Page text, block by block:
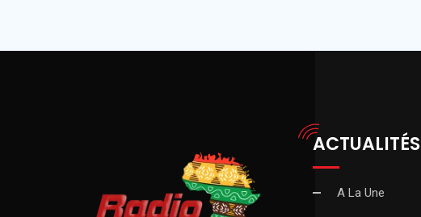
ACTUALITÉS
A La Une